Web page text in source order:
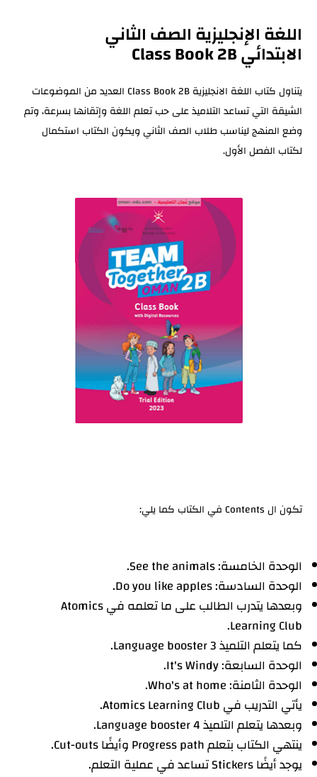
اللغة الإنجليزية الصف الثاني
الابتدائي Class Book 2B
يتناول كتاب اللغة الانجليزية Class Book 2B العديد من الموضوعات
الشيقة التي تساعد التلاميذ على حب تعلم اللغة وإتقانها بسرعة، وتم
وضع المنهج ليناسب طلاب الصف الثاني ويكون الكتاب استكمال
لكتاب الفصل الأول.
تكون ال Contents في الكتاب كما يلي:
الوحدة الخامسة: See the animals.
الوحدة السادسة: Do you like apples.
وبعدها يتدرب الطالب على ما تعلمه في Atomics
Learning Club.
كما يتعلم التلميذ Language booster 3.
الوحدة السابعة: It's Windy.
الوحدة الثامنة: Who's at home.
يأتي التدريب في Atomics Learning Club.
وبعدها يتعلم التلميذ Language booster 4.
ينتهي الكتاب بتعلم Progress path وأيضًا Cut-outs.
يوجد أيضًا Stickers تساعد في عملية التعلم.